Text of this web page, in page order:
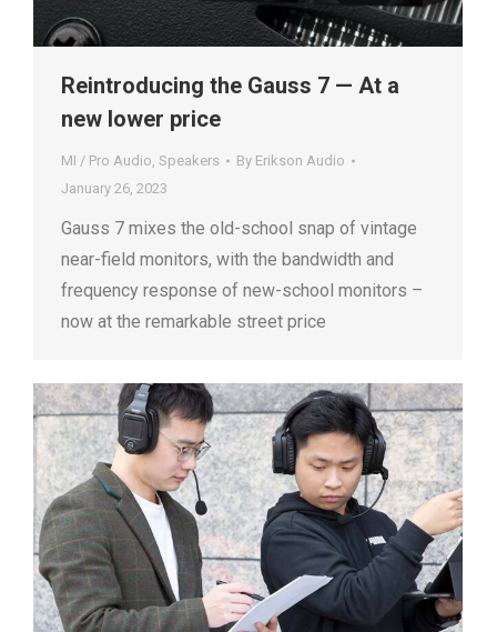
Reintroducing the Gauss 7 — At a
new lower price
MI / Pro Audio, Speakers By Erikson Audio
January 26, 2023
Gauss 7 mixes the old-school snap of vintage
near-field monitors, with the bandwidth and
frequency response of new-school monitors –
now at the remarkable street price